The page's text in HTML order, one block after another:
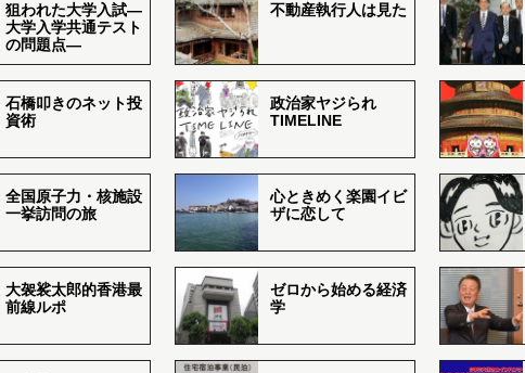
狙われた大学入試―
大学入学共通テスト
の問題点―
不動産執行人は見た
石橋叩きのネット投
資術
政治家ヤジられ
TIMELINE
全国原子力・核施設
一挙訪問の旅
心ときめく楽園イビ
ザに恋して
大袈裟太郎的香港最
前線ルポ
ゼロから始める経済
学